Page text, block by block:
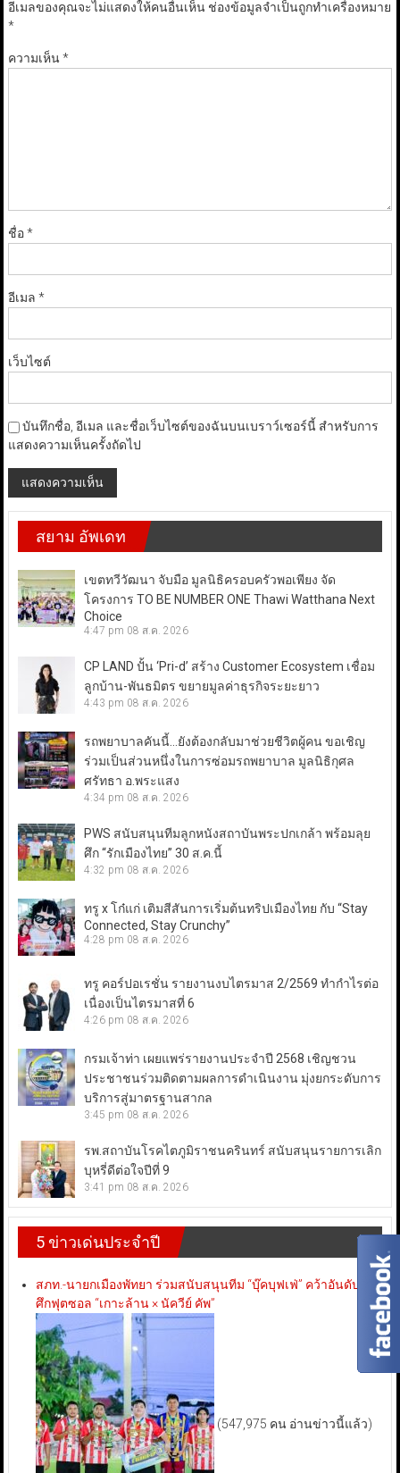
อีเมลของคุณจะไม่แสดงให้คนอื่นเห็น ช่องข้อมูลจำเป็นถูกทำเครื่องหมาย
*
ความเห็น*
ชื่อ*
อีเมล *
เว็บไซต์
บันทึกชื่อ, อีเมล และชื่อเว็บไซต์ของฉันบนเบราว์เซอร์นี้ สำหรับการ
แสดงความเห็นครั้งถัดไป
สยาม อัพเดท
เขตทวีวัฒนา จับมือ มูลนิธิครอบครัวพอเพียง จัด
โครงการ TO BE NUMBER ONE Thawi Watthana Next
Choice
4:47 pm 08 ส.ค. 2026
CP LAND ปั้น ‘Pri-d’ สร้าง Customer Ecosystem เชื่อม
ลูกบ้าน-พันธมิตร ขยายมูลค่าธุรกิจระยะยาว
4:43 pm 08 ส.ค. 2026
รถพยาบาลคันนี้…ยังต้องกลับมาช่วยชีวิตผู้คน ขอเชิญ
ร่วมเป็นส่วนหนึ่งในการซ่อมรถพยาบาล มูลนิธิกุศล
ศรัทธา อ.พระแสง
4:34 pm 08 ส.ค. 2026
PWS สนับสนุนทีมลูกหนังสถาบันพระปกเกล้า พร้อมลุย
ศึก “รักเมืองไทย” 30 ส.ค.นี้
4:32 pm 08 ส.ค. 2026
ทรู x โก๋แก่ เติมสีสันการเริ่มต้นทริปเมืองไทย กับ “Stay
Connected, Stay Crunchy”
4:28 pm 08 ส.ค. 2026
ทรู คอร์ปอเรชั่น รายงานงบไตรมาส 2/2569 ทำกำไรต่อ
เนื่องเป็นไตรมาสที่ 6
4:26 pm 08 ส.ค. 2026
กรมเจ้าท่า เผยแพร่รายงานประจำปี 2568 เชิญชวน
ประชาชนร่วมติดตามผลการดำเนินงาน มุ่งยกระดับการ
บริการสู่มาตรฐานสากล
3:45 pm 08 ส.ค. 2026
รพ.สถาบันโรคไตภูมิราชนครินทร์ สนับสนุนรายการเลิก
บุหรี่ดีต่อใจปีที่ 9
3:41 pm 08 ส.ค. 2026
5 ข่าวเด่นประจำปี
สภท.-นายกเมืองพัทยา ร่วมสนับสนุนทีม “บุ๊คบุฟเฟ่” คว้าอันดับ 3
ศึกฟุตซอล “เกาะล้าน × นัควีย์ คัพ”
(547,975 คน อ่านข่าวนี้แล้ว)